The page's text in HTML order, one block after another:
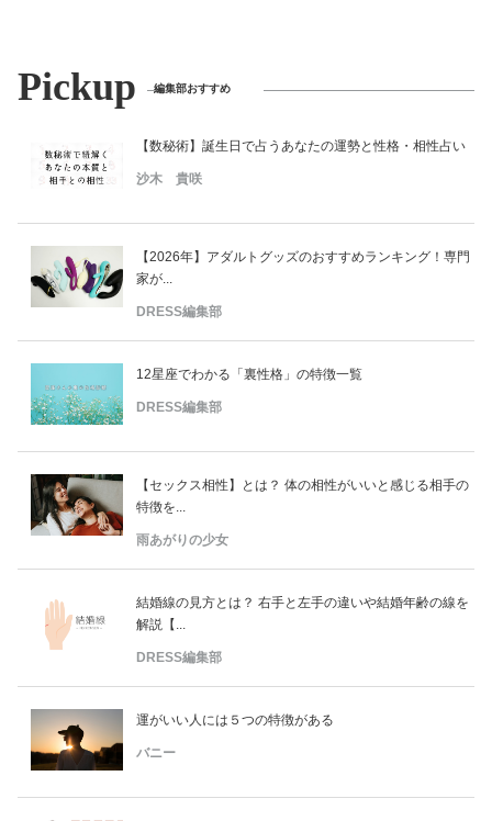
Pickup 編集部おすすめ
【数秘術】誕生日で占うあなたの運勢と性格・相性占い
沙木 貴咲
【2026年】アダルトグッズのおすすめランキング！専門
家が...
DRESS編集部
12星座でわかる「裏性格」の特徴一覧
DRESS編集部
【セックス相性】とは？ 体の相性がいいと感じる相手の
特徴を...
雨あがりの少女
結婚線の見方とは？ 右手と左手の違いや結婚年齢の線を
解説【...
DRESS編集部
運がいい人には５つの特徴がある
バニー